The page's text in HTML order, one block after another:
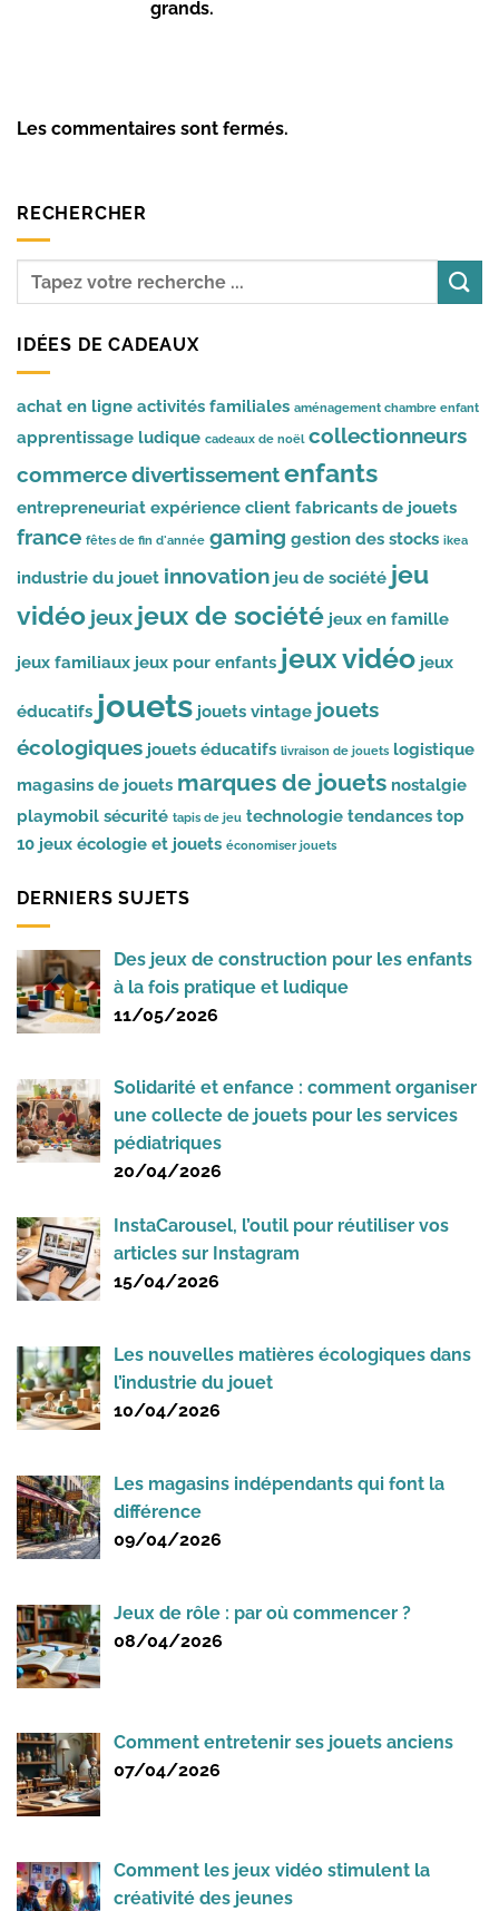
grands.
Les commentaires sont fermés.
RECHERCHER
IDÉES DE CADEAUX
achat en ligne activités familiales aménagement chambre enfant
apprentissage ludique cadeaux de noël collectionneurs
commercedivertissementenfants
entrepreneuriat expérience client fabricants de jouets
france fêtes de fin d'année gaming gestion des stocks ikea
industrie du jouet innovation jeu de société jeu
vidéo jeux jeux de société jeux en famille
jeux familiaux jeux pour enfants jeux vidéo jeux
éducatifs jouets jouets vintage jouets
écologiques jouets éducatifs livraison de jouets logistique
magasins de jouets marques de jouets nostalgie
playmobil sécurité tapis de jeu technologie tendances top
10 jeux écologie et jouets économiser jouets
DERNIERS SUJETS
Des jeux de construction pour les enfants
à la fois pratique et ludique
11/05/2026
Solidarité et enfance : comment organiser
une collecte de jouets pour les services
pédiatriques
20/04/2026
InstaCarousel, l’outil pour réutiliser vos
articles sur Instagram
15/04/2026
Les nouvelles matières écologiques dans
l’industrie du jouet
10/04/2026
Les magasins indépendants qui font la
différence
09/04/2026
Jeux de rôle : par où commencer ?
08/04/2026
Comment entretenir ses jouets anciens
07/04/2026
Comment les jeux vidéo stimulent la
créativité des jeunes